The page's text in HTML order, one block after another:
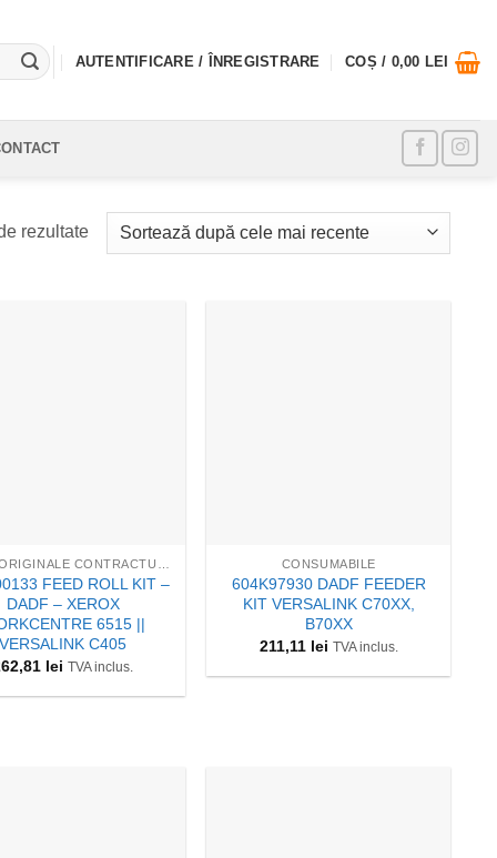
AUTENTIFICARE / ÎNREGISTRARE COȘ / 0,00 LEI
rezultateSortat
după
FEED ROLL KIT –
DADF – XEROX
6515 ||
VERSALINK C405
lei TVA inclus.
CONSUMABILE
604K97930 DADF FEEDER
KIT VERSALINK C70XX,
B70XX
211,11 lei TVA inclus.